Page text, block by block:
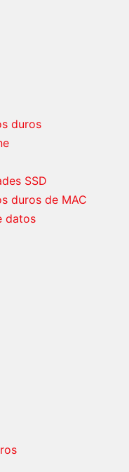
duros
SSD
duros de MAC
datos